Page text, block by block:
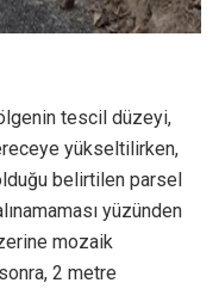
tescil düzeyi,
yükseltilirken,
belirtilen parsel
yüzünden
mozaik
2 metre